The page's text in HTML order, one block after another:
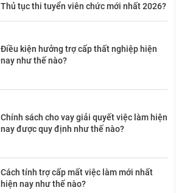
Thủ tục thi tuyển viên chức mới nhất 2026?
Điều kiện hưởng trợ cấp thất nghiệp hiện
nay như thế nào?
Chính sách cho vay giải quyết việc làm hiện
nay được quy định như thế nào?
Cách tính trợ cấp mất việc làm mới nhất
hiện nay như thế nào?